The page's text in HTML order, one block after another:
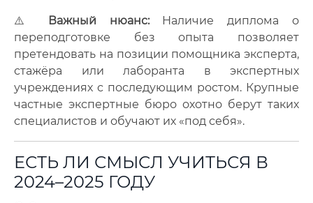
⚠️ Важный нюанс:Наличие диплома о
переподготовке без опыта позволяет
претендовать на позиции помощника эксперта,
стажёра или лаборанта в экспертных
учреждениях с последующим ростом. Крупные
частные экспертные бюро охотно берут таких
специалистов и обучают их «под себя».
ЕСТЬ ЛИ СМЫСЛ УЧИТЬСЯ В
2024–2025 ГОДУ